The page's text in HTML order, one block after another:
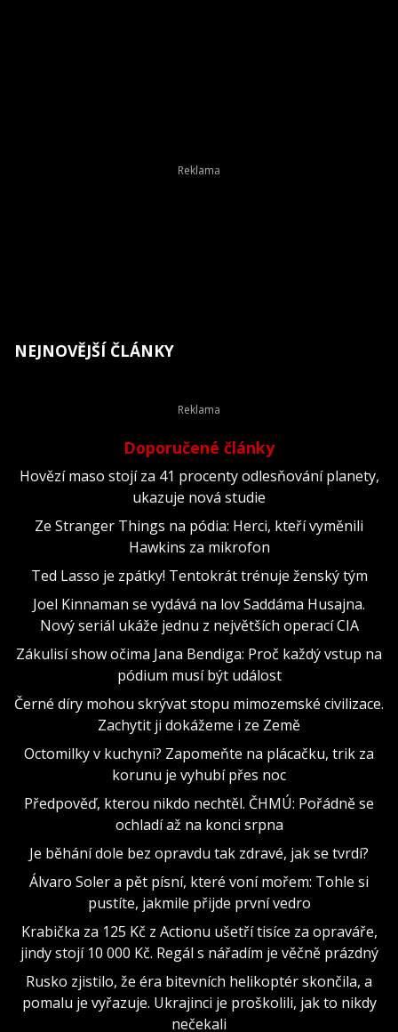
NEJNOVĚJŠÍ ČLÁNKY
Doporučené články
Hovězí maso stojí za 41 procenty odlesňování planety,
ukazuje nová studie
Ze Stranger Things na pódia: Herci, kteří vyměnili
Hawkins za mikrofon
Ted Lasso je zpátky! Tentokrát trénuje ženský tým
Joel Kinnaman se vydává na lov Saddáma Husajna.
Nový seriál ukáže jednu z největších operací CIA
Zákulisí show očima Jana Bendiga: Proč každý vstup na
pódium musí být událost
Černé díry mohou skrývat stopu mimozemské civilizace.
Zachytit ji dokážeme i ze Země
Octomilky v kuchyni? Zapomeňte na plácačku, trik za
korunu je vyhubí přes noc
Předpověď, kterou nikdo nechtěl. ČHMÚ: Pořádně se
ochladí až na konci srpna
Je běhání dole bez opravdu tak zdravé, jak se tvrdí?
Álvaro Soler a pět písní, které voní mořem: Tohle si
pustíte, jakmile přijde první vedro
Krabička za 125 Kč z Actionu ušetří tisíce za opraváře,
jindy stojí 10 000 Kč. Regál s nářadím je věčně prázdný
Rusko zjistilo, že éra bitevních helikoptér skončila, a
pomalu je vyřazuje. Ukrajinci je proškolili, jak to nikdy
nečekali